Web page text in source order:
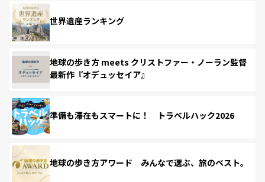
世界遺産ランキング
地球の歩き方 meets クリストファー・ノーラン監督
最新作『オデュッセイア』
準備も滞在もスマートに！ トラベルハック2026
地球の歩き方アワード みんなで選ぶ、旅のベスト。